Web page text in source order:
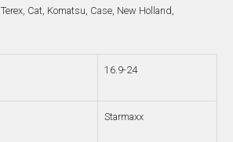
Cat, Komatsu, Case, New Holland,
16.9-24
Starmaxx